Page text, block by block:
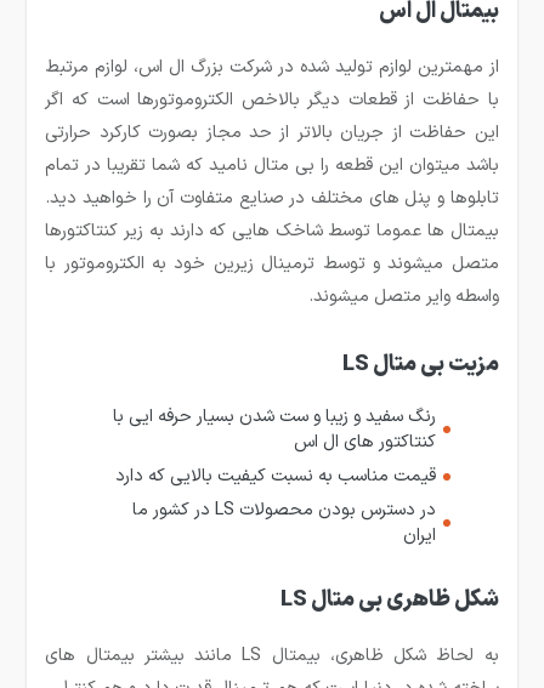
بیمتال ال اس
از مهمترین لوازم تولید شده در شرکت بزرگ ال اس، لوازم مرتبط
با حفاظت از قطعات دیگر بالاخص الکتروموتورها است که اگر
این حفاظت از جریان بالاتر از حد مجاز بصورت کارکرد حرارتی
باشد میتوان این قطعه را بی متال نامید که شما تقریبا در تمام
تابلوها و پنل های مختلف در صنایع متفاوت آن را خواهید دید.
بیمتال ها عموما توسط شاخک هایی که دارند به زیر کنتاکتورها
متصل میشوند و توسط ترمینال زیرین خود به الکتروموتور با
واسطه وایر متصل میشوند.
مزیت بی متال LS
رنگ سفید و زیبا و ست شدن بسیار حرفه ایی با
کنتاکتور های ال اس
قیمت مناسب به نسبت کیفیت بالایی که دارد
در دسترس بودن محصولات LS در کشور ما
ایران
شکل ظاهری بی متال LS
به لحاظ شکل ظاهری، بیمتال LS مانند بیشتر بیمتال های